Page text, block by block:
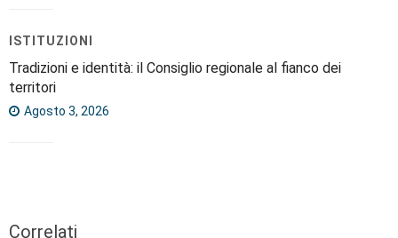
ISTITUZIONI
Tradizioni e identità: il Consiglio regionale al fianco dei
territori
Agosto 3, 2026
Correlati